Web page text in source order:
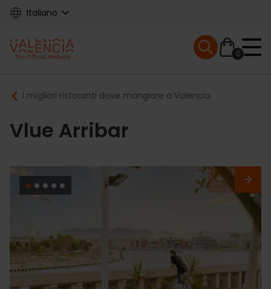
Skip
content
Italiano
Main
navigation
0
Mobile menu
Breadcrumb
I migliori ristoranti dove mangiare a Valencia
Vlue Arribar